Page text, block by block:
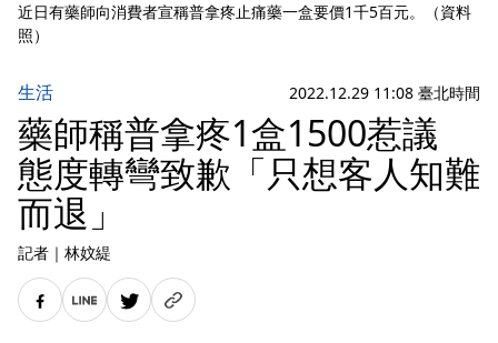
近日有藥師向消費者宣稱普拿疼止痛藥一盒要價1千5百元。（資料
照）
生活 2022.12.29 11:08 臺北時間
藥師稱普拿疼1盒1500惹議
態度轉彎致歉「只想客人知難
而退」
記者 ｜ 林妏緹